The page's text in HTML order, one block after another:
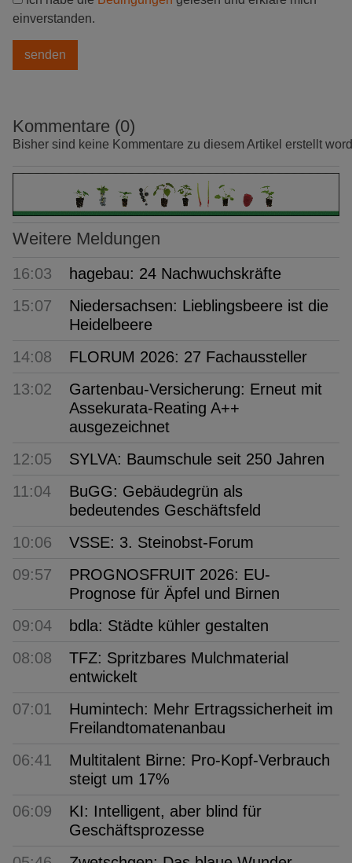
einverstanden.
Kommentare (0)
Bisher sind keine Kommentare zu diesem Artikel erstellt
Weitere Meldungen
16:03
hagebau: 24 Nachwuchskräfte
15:07
Niedersachsen: Lieblingsbeere ist die
Heidelbeere
14:08
FLORUM 2026: 27 Fachaussteller
13:02
Gartenbau-Versicherung: Erneut mit
Assekurata-Reating A++
ausgezeichnet
12:05
SYLVA: Baumschule seit 250 Jahren
11:04
BuGG: Gebäudegrün als
bedeutendes Geschäftsfeld
10:06
VSSE: 3. Steinobst-Forum
09:57
PROGNOSFRUIT 2026: EU-
Prognose für Äpfel und Birnen
09:04
bdla: Städte kühler gestalten
08:08
TFZ: Spritzbares Mulchmaterial
entwickelt
07:01
Humintech: Mehr Ertragssicherheit im
Freilandtomatenanbau
06:41
Multitalent Birne: Pro-Kopf-Verbrauch
steigt um 17%
06:09
KI: Intelligent, aber blind für
Geschäftsprozesse